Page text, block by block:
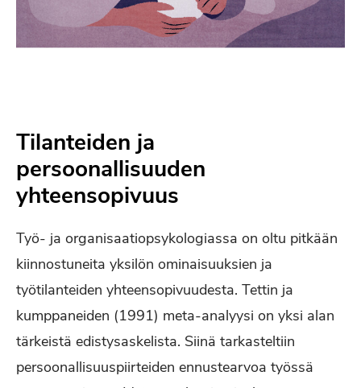
Tilanteiden ja
persoonallisuuden
yhteensopivuus
Työ- ja organisaatiopsykologiassa on oltu pitkään
kiinnostuneita yksilön ominaisuuksien ja
työtilanteiden yhteensopivuudesta. Tettin ja
kumppaneiden (1991) meta-analyysi on yksi alan
tärkeistä edistysaskelista. Siinä tarkasteltiin
persoonallisuuspiirteiden ennustearvoa työssä